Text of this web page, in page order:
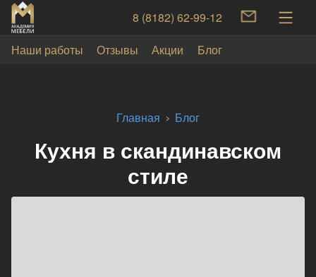
8 (8182) 62-99-12
Наши работы Отзывы Акции Блог
Главная Блог
Кухня в скандинавском
стиле